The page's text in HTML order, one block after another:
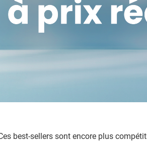
best-sellers sont encore plus